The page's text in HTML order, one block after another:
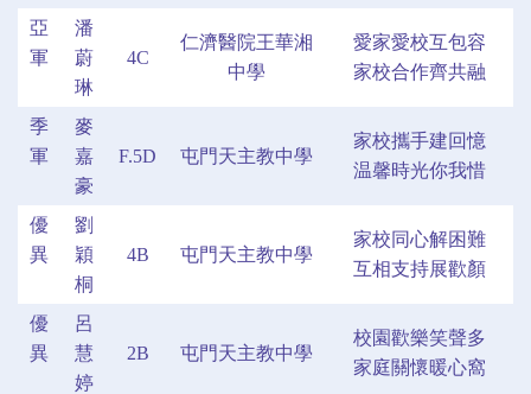
亞
軍
潘
蔚
琳
4C
仁濟醫院王華湘
中學
愛家愛校互包容
家校合作齊共融
季
軍
麥
嘉
豪
F.5D 屯門天主教中學
家校攜手建回憶
温馨時光你我惜
優
異
劉
穎
桐
4B 屯門天主教中學
家校同心解困難
互相支持展歡顏
優
異
呂
慧
婷
2B 屯門天主教中學
校園歡樂笑聲多
家庭關懷暖心窩